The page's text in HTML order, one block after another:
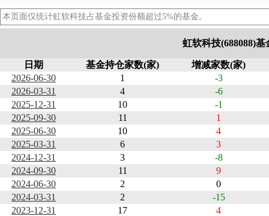
本页面仅统计虹软科技占基金投资份额超过5%的基金。
虹软科技(688088)
日期 基金持仓家数(家)
增减家数(家)
2026-06-30
1
-3
2026-03-31
4
-6
2025-12-31
10
-1
2025-09-30
11
1
2025-06-30
10
4
2025-03-31
6
3
2024-12-31
3
-8
2024-09-30
11
9
2024-06-30
2
0
2024-03-31
2
-15
2023-12-31
17
4